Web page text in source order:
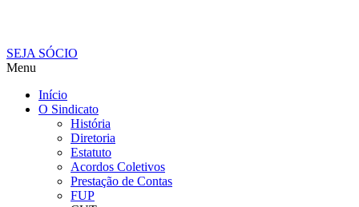
SEJA SÓCIO
Menu
Início
O Sindicato
História
Diretoria
Estatuto
Acordos Coletivos
Prestação de Contas
FUP